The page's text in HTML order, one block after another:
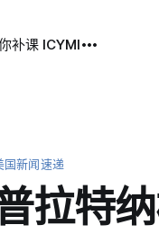
补课 ICYMI
国新闻速递
拉特